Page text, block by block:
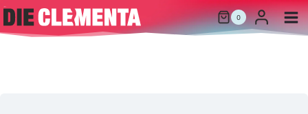
Zum
Inhalt
springen
0